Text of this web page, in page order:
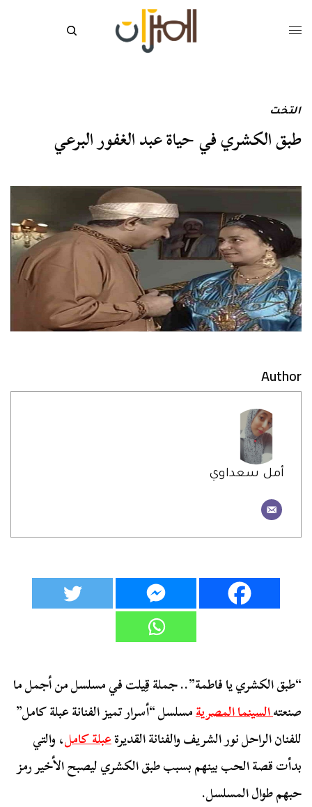
التخت
طبق الكشري في حياة عبد الغفور البرعي
Author
أمل سعداوي
“طبق الكشري يا فاطمة”.. جملة قِيلت في مسلسل من أجمل ما
صنعتهالسينما المصريةمسلسل “أسرار تميز الفنانة عبلة كامل”
للفنان الراحل نور الشريف والفنانة القديرةعبلة كامل، والتي
بدأت قصة الحب بينهم بسبب طبق الكشري ليصبح الأخير رمز
حبهم طوال المسلسل.